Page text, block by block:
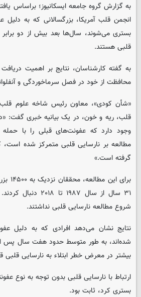
به گزارش گروه جامعهایسکانیوز؛ براساس
انجمن قلب آمریکا، بزرگسالانی که به دلیل
بستری می‌شوند، سال‌ها بعد بیش از دو
قلبی هستند.
به گفته کارشناسان، نتایج بر اهمیت
محافظت از خود در فصل سرماخوردگی و
«شأن کودی»، معاون رئیس شاخه علوم
قلب، ریه و خون، در یک بیانیه خبری گفت:
وجود دارد که عفونت‌های قبلی را با
مطالعه بر نارسایی قلبی متمرکز شده است،
گرفته است.»
۳۱ سال از سال ۱۹۸۷
شروع مطالعه نارسایی قلبی نداشتند.
نتایج نشان می‌دهد افرادی که به دلیل
بیشتر در معرض خطر ابتلاء به نارسایی قلبی
ارتباط با نارسایی قلبی بدون توجه به نوع
بستری کرد، ثابت بود.